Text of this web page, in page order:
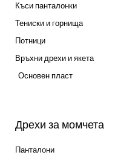
Къси панталонки
Тениски и горнища
Потници
Връхни дрехи и якета
Основен пласт
Дрехи за момчета
Панталони